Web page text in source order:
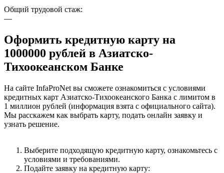
Общий трудовой стаж:
—
Оформить кредитную карту на
1000000 рублей в Азиатско-
Тихоокеанском Банке
На сайте InfaProNet вы сможете ознакомиться с условиями
кредитных карт Азиатско-Тихоокеанского Банка с лимитом в
1 миллион рублей (информация взята с официального сайта).
Мы расскажем как выбрать карту, подать онлайн заявку и
узнать решение.
Выберите подходящую кредитную карту, ознакомьтесь с
условиями и требованиями.
Подайте заявку на кредитную карту: